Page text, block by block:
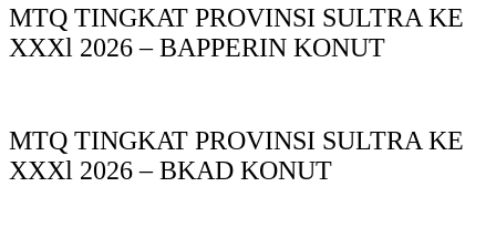
MTQ TINGKAT PROVINSI SULTRA KE
XXXl 2026 – BAPPERIN KONUT
MTQ TINGKAT PROVINSI SULTRA KE
XXXl 2026 – BKAD KONUT